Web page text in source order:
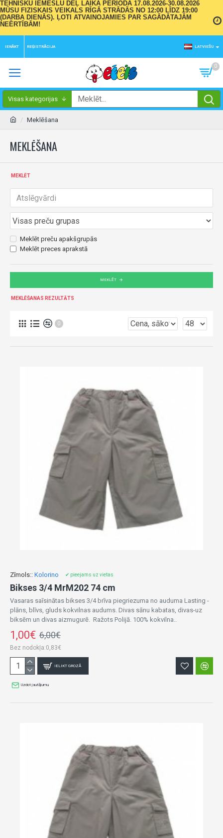
TEHNISKU IEMESLU DĒĻ LAIKA PERIODĀ 17.08.2026-30.08.2026
MŪSU FIZISKAIS VEIKALS RĪGĀ STRĀDĀS NO 12:00 LĪDZ 19:00
(DARBA DIENĀS). ĻOTI ATVAINOJAMIES PAR SAGĀDĀTAJĀM
NEĒRTĪBĀM!
IENĀKT REĢISTRĀCIJA LATVIEŠU
0
Visas kategorijas
Meklēšana
MEKLĒŠANA
MEKLĒT
Meklēt preču apakšgrupās
Meklēt preces aprakstā
MEKLĒT
MEKLĒŠANAS REZULTĀTS
0
Zīmols:: Kolorino ✔ pieejams uz vietas
Bikses 3/4 MrM202 74 cm
Vasaras saīsinātas bikses 3/4 brīva piegriezuma no auduma Lasting -
plāns, blīvs, gluds kokvilnas audums. Divas sānu kabatas, divas-uz
biksēm un divas aizmugurē. Ražots Polijā. 100% kokvilna..
1,00€ 6,00€
Bez nodokļa:0,83€
IELIKT GROZĀ
Uzdot jautājumu